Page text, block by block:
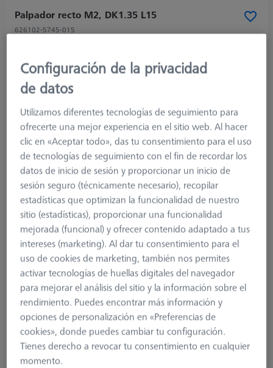
Palpador recto M2, DK1.35 L15
626102-5745-015
tipo de producto
Stylus
Ø Esfera (DK)
1,35 mm
Longitud (L)
15,0 mm
Configuración de la privacidad
de datos
Utilizamos diferentes tecnologías de seguimiento para
ofrecerte una mejor experiencia en el sitio web. Al hacer
clic en «Aceptar todo», das tu consentimiento para el uso
de tecnologías de seguimiento con el fin de recordar los
datos de inicio de sesión y proporcionar un inicio de
sesión seguro (técnicamente necesario), recopilar
estadísticas que optimizan la funcionalidad de nuestro
sitio (estadísticas), proporcionar una funcionalidad
mejorada (funcional) y ofrecer contenido adaptado a tus
intereses (marketing). Al dar tu consentimiento para el
uso de cookies de marketing, también nos permites
activar tecnologías de huellas digitales del navegador
para mejorar el análisis del sitio y la información sobre el
rendimiento. Puedes encontrar más información y
opciones de personalización en «Preferencias de
cookies», donde puedes cambiar tu configuración.
Tienes derecho a revocar tu consentimiento en cualquier
momento.